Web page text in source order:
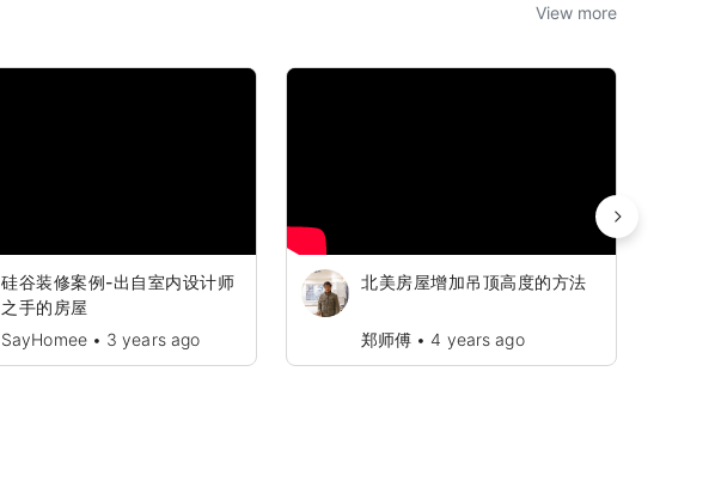
View more
硅谷装修案例-出自室内设计师
之手的房屋
SayHomee • 3 years ago
北美房屋增加吊顶高度的方法
郑师傅 • 4 years ago